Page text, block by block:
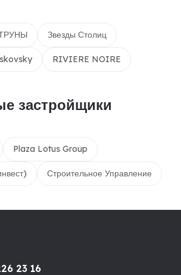
Звезды Столиц
RIVIERE NOIRE
застройщики
Plaza Lotus Group
Строительное Управление
23 16